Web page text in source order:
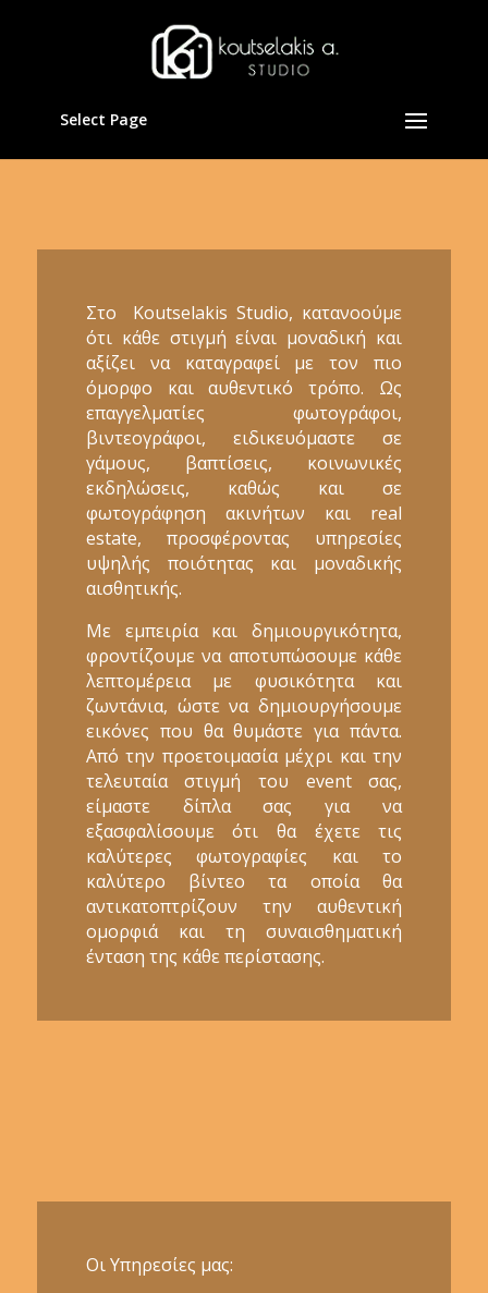
Select Page
Στο Koutselakis Studio, κατανοούμε
ότι κάθε στιγμή είναι μοναδική και
αξίζει να καταγραφεί με τον πιο
όμορφο και αυθεντικό τρόπο. Ως
επαγγελματίες φωτογράφοι,
βιντεογράφοι, ειδικευόμαστε σε
γάμους, βαπτίσεις, κοινωνικές
εκδηλώσεις, καθώς και σε
φωτογράφηση ακινήτων και real
estate, προσφέροντας υπηρεσίες
υψηλής ποιότητας και μοναδικής
αισθητικής.
Με εμπειρία και δημιουργικότητα,
φροντίζουμε να αποτυπώσουμε κάθε
λεπτομέρεια με φυσικότητα και
ζωντάνια, ώστε να δημιουργήσουμε
εικόνες που θα θυμάστε για πάντα.
Από την προετοιμασία μέχρι και την
τελευταία στιγμή του event σας,
είμαστε δίπλα σας για να
εξασφαλίσουμε ότι θα έχετε τις
καλύτερες φωτογραφίες και το
καλύτερο βίντεο τα οποία θα
αντικατοπτρίζουν την αυθεντική
ομορφιά και τη συναισθηματική
ένταση της κάθε περίστασης.
Οι Υπηρεσίες μας: